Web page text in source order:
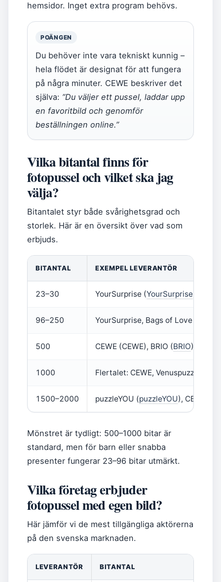
hemsidor. Inget extra program behövs.
POÄNGEN
Du behöver inte vara tekniskt kunnig –
hela flödet är designat för att fungera
på några minuter. CEWE beskriver det
själva: ”Du väljer ett pussel, laddar upp
en favoritbild och genomför
beställningen online.”
Vilka bitantal finns för
fotopussel och vilket ska jag
välja?
Bitantalet styr både svårighetsgrad och
storlek. Här är en översikt över vad som
erbjuds.
BITANTAL EXEMPEL LEVERANTÖR
23–30 YourSurprise (YourSurprise
96–250 YourSurprise, Bags of Love (
500 CEWE (CEWE), BRIO (BRIO)
1000 Flertalet: CEWE, Venuspuzzle (
1500–2000 puzzleYOU (puzzleYOU), CEWE
Mönstret är tydligt: 500–1000 bitar är
standard, men för barn eller snabba
presenter fungerar 23–96 bitar utmärkt.
Vilka företag erbjuder
fotopussel med egen bild?
Här jämför vi de mest tillgängliga aktörerna
på den svenska marknaden.
LEVERANTÖR BITANTAL